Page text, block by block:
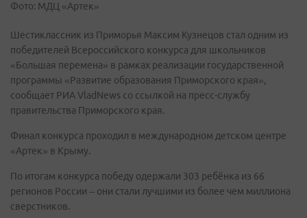
Фото: МДЦ «Артек»
Шестиклассник из Приморья Максим Кузнецов стал одним из
победителей Всероссийского конкурса для школьников
«Большая перемена» в рамках реализации государственной
программы «Развитие образования Приморского края»,
сообщает РИА VladNews со ссылкой на пресс-службу
правительства Приморского края.
Финал конкурса проходил в международном детском центре
«Артек» в Крыму.
По итогам конкурса победу одержали 303 ребёнка из 66
регионов России – они стали лучшими из более чем миллиона
сверстников.